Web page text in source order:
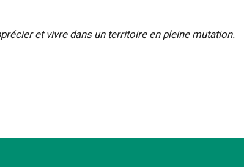
et vivre dans un territoire en pleine mutation.